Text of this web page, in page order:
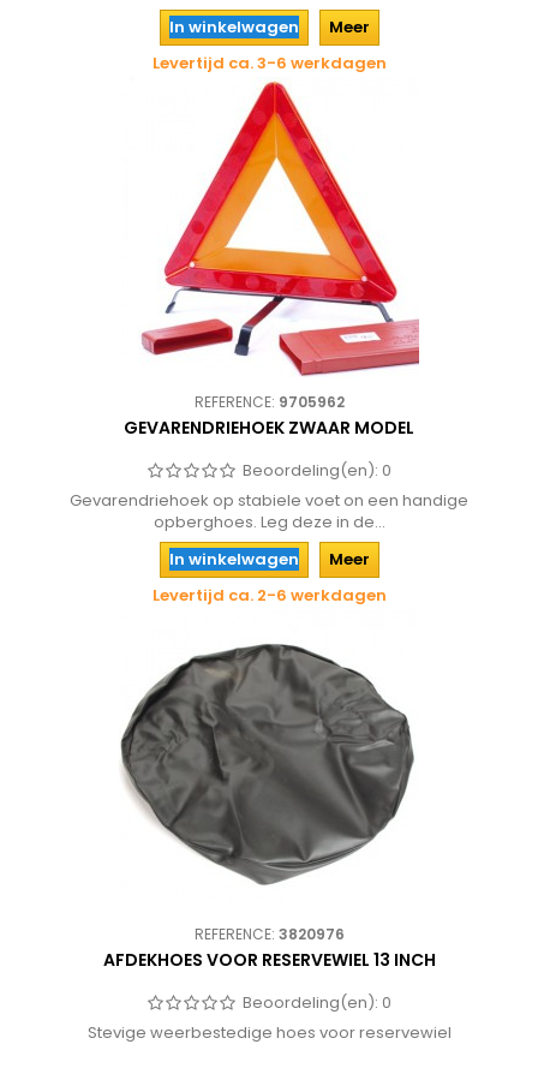
In winkelwagen
Meer
Levertijd ca. 3-6 werkdagen
REFERENCE: 9705962
GEVARENDRIEHOEK ZWAAR MODEL
Beoordeling(en): 0
Gevarendriehoek op stabiele voet on een handige
opberghoes. Leg deze in de...
In winkelwagen
Meer
Levertijd ca. 2-6 werkdagen
REFERENCE: 3820976
AFDEKHOES VOOR RESERVEWIEL 13 INCH
Beoordeling(en): 0
Stevige weerbestedige hoes voor reservewiel